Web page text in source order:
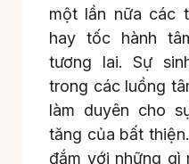
một lần nữa các
hay tốc hành
tương lai. Sự
trong các luồng
làm duyên cho
tăng của bất
đắm với những gì